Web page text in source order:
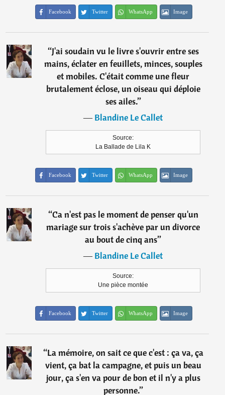
Facebook Twitter WhatsApp Image
“J'ai soudain vu le livre s'ouvrir entre ses
mains, éclater en feuillets, minces, souples
et mobiles. C'était comme une fleur
brutalement éclose, un oiseau qui déploie
ses ailes.”
―Blandine Le Callet
Source:
La Ballade de Lila K
Facebook Twitter WhatsApp Image
“Ca n'est pas le moment de penser qu'un
mariage sur trois s'achève par un divorce
au bout de cinq ans”
―Blandine Le Callet
Source:
Une pièce montée
Facebook Twitter WhatsApp Image
“La mémoire, on sait ce que c'est : ça va, ça
vient, ça bat la campagne, et puis un beau
jour, ça s'en va pour de bon et il n'y a plus
personne.”